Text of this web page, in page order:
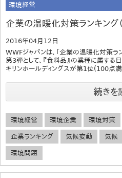
環境経営
企業の温暖化対策ランキング
2016年04月12日
WWFジャパンは、「企業の温暖化対策ラ
第3弾として、『食料品』の業種に属す
キリンホールディングスが第1位(100点
続きを
環境経営 環境企業 環境対策
企業ランキング 気候変動 気候
環境問題